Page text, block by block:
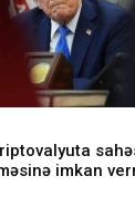
imkan